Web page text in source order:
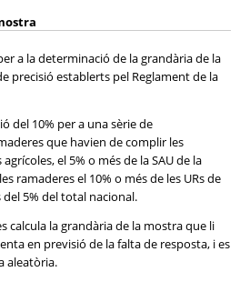
a la determinació de la grandària de la
precisió establerts pel Reglament de la
del 10% per a una sèrie de
que havien de complir les
el 5% o més de la SAU de la
ramaderes el 10% o més de les URs de
5% del total nacional.
calcula la grandària de la mostra que li
en previsió de la falta de resposta, i es
aleatòria.